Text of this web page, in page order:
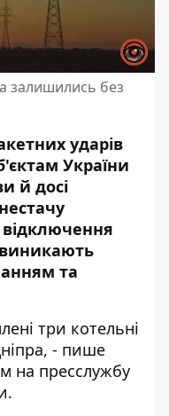
залишились без
ударів
України
й досі
нестачу
виникають
та
три котельні
- пише
на пресслужбу